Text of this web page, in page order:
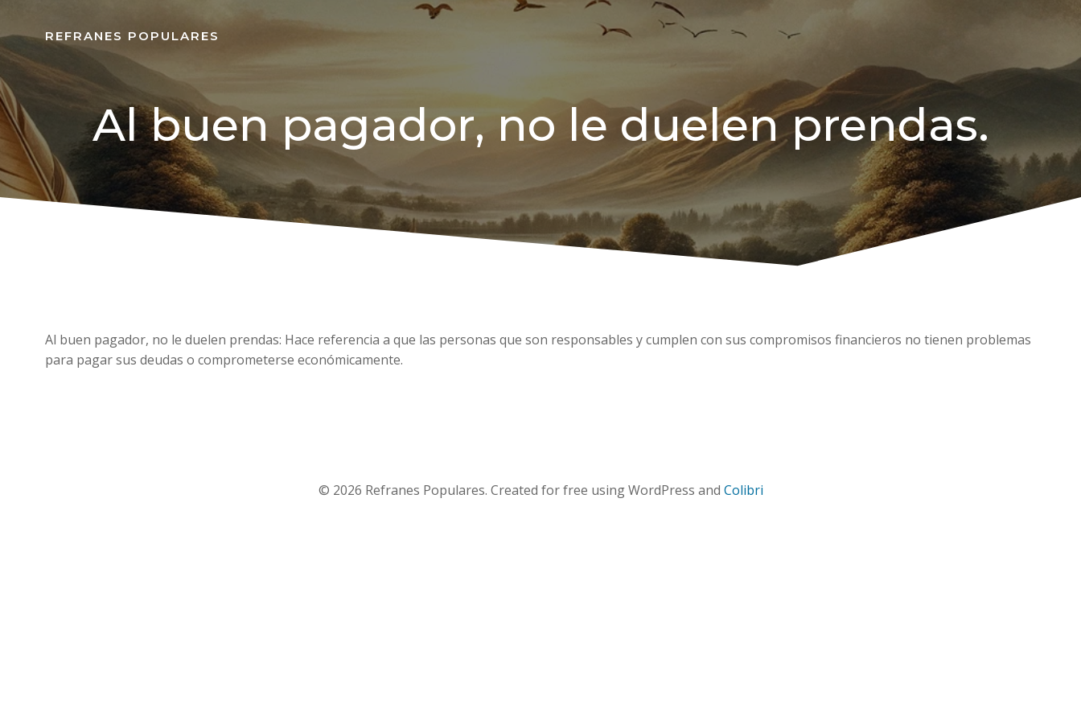
REFRANES POPULARES
Al buen pagador, no le duelen prendas.
Al buen pagador, no le duelen prendas: Hace referencia a que las personas que son responsables y cumplen con sus compromisos financieros no tienen problemas
para pagar sus deudas o comprometerse económicamente.
© 2026 Refranes Populares. Created for free using WordPress and Colibri